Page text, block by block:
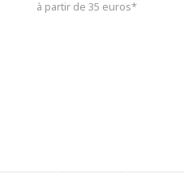
à partir de 35 euros*